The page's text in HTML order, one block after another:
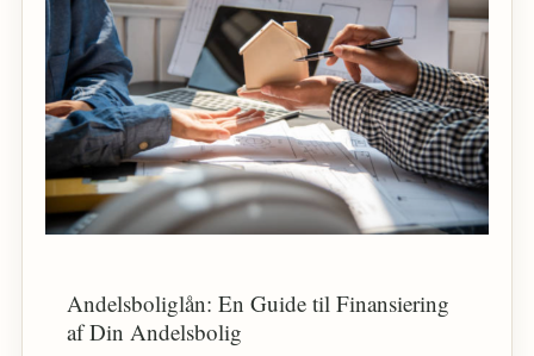
Andelsboliglån: En Guide til Finansiering
af Din Andelsbolig